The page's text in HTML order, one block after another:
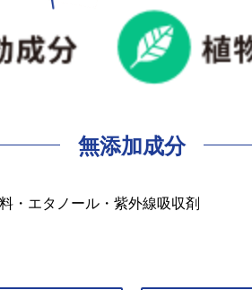
無添加成分
・エタノール・紫外線吸収剤